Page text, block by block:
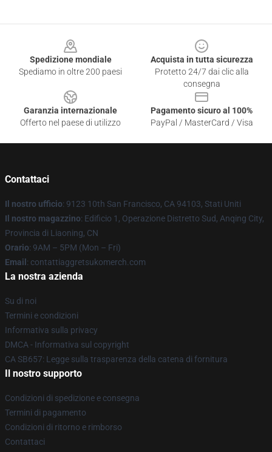
Spedizione mondiale
Spediamo in oltre 200 paesi
Acquista in tutta sicurezza
Protetto 24/7 dai clic alla
consegna
Garanzia internazionale
Offerto nel paese di utilizzo
Pagamento sicuro al 100%
PayPal / MasterCard / Visa
Contattaci
Il nostro ufficio: 9123 10th San Francisco, CA 94103, Stati Uniti
Il nostro magazzino: Edificio 1, Operazione Distretto Sud, Anqing City,
Provincia di Liaoning, CN
Orario: 9AM – 5PM (Mon – Fri)
Email : contattiaggretsukomerch.com
La nostra azienda
Su di noi
Termini e condizioni
Informativa sulla privacy
DMCA - Informativa sul copyright
CA SB657: Legge sulla trasparenza della catena di fornitura
Il nostro supporto
Condizioni di spedizione e consegna
Termini di pagamento
Condizioni di ritorno e rimborso
Contattaci